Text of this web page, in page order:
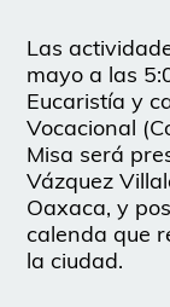
Las
mayo a las
Eucaristía y
Vocacional
Misa será
Vázquez
Oaxaca, y
calenda que
la ciudad.